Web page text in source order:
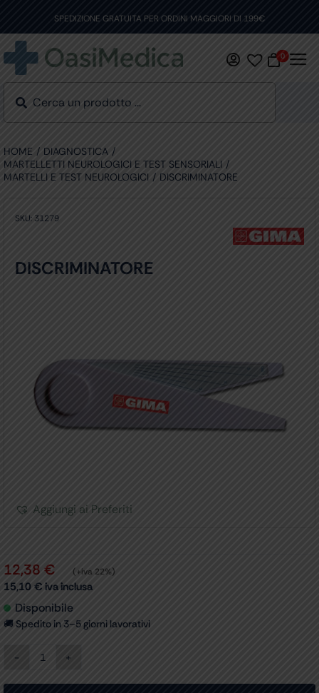
content
SPEDIZIONE GRATUITA PER ORDINI MAGGIORI DI 199€
0
HOME
DIAGNOSTICA
MARTELLETTI NEUROLOGICI E TEST SENSORIALI
MARTELLI E TEST NEUROLOGICI
DISCRIMINATORE
SKU: 31279
DISCRIMINATORE
Aggiungi ai Preferiti
12,38 € (+iva 22%)
15,10 € iva inclusa
Disponibile
🚚 Spedito in 3–5 giorni lavorativi
DISCRIMINATORE